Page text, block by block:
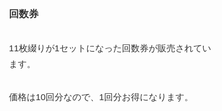
回数券
11枚綴りが1セットになった回数券が販売されてい
ます。
価格は10回分なので、1回分お得になります。